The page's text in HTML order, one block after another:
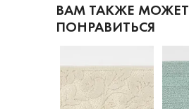
ВАМ ТАКЖЕ МОЖЕТ
ПОНРАВИТЬСЯ